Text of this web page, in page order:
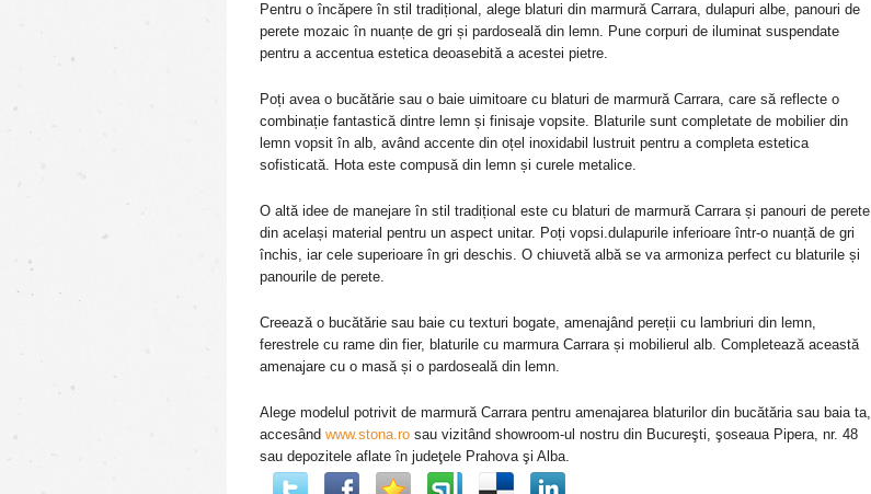
Pentru o încăpere în stil tradițional, alege blaturi din marmură Carrara, dulapuri albe, panouri de
perete mozaic în nuanțe de gri și pardoseală din lemn. Pune corpuri de iluminat suspendate
pentru a accentua estetica deoasebită a acestei pietre.
Poți avea o bucătărie sau o baie uimitoare cu blaturi de marmură Carrara, care să reflecte o
combinație fantastică dintre lemn și finisaje vopsite. Blaturile sunt completate de mobilier din
lemn vopsit în alb, având accente din oțel inoxidabil lustruit pentru a completa estetica
sofisticată. Hota este compusă din lemn și curele metalice.
O altă idee de manejare în stil tradițional este cu blaturi de marmură Carrara și panouri de perete
din același material pentru un aspect unitar. Poți vopsi.dulapurile inferioare într-o nuanță de gri
închis, iar cele superioare în gri deschis. O chiuvetă albă se va armoniza perfect cu blaturile și
panourile de perete.
Creează o bucătărie sau baie cu texturi bogate, amenajând pereții cu lambriuri din lemn,
ferestrele cu rame din fier, blaturile cu marmura Carrara și mobilierul alb. Completează această
amenajare cu o masă și o pardoseală din lemn.
Alege modelul potrivit de marmură Carrara pentru amenajarea blaturilor din bucătăria sau baia ta,
accesând www.stona.ro sau vizitând showroom-ul nostru din Bucureşti, şoseaua Pipera, nr. 48
sau depozitele aflate în judeţele Prahova şi Alba.